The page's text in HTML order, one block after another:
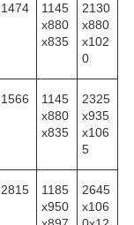
1474
1145
x880
x835
2130
x880
x102
0
1566
1145
x880
x835
2325
x935
x106
5
2815
1185
x950
2645
x106